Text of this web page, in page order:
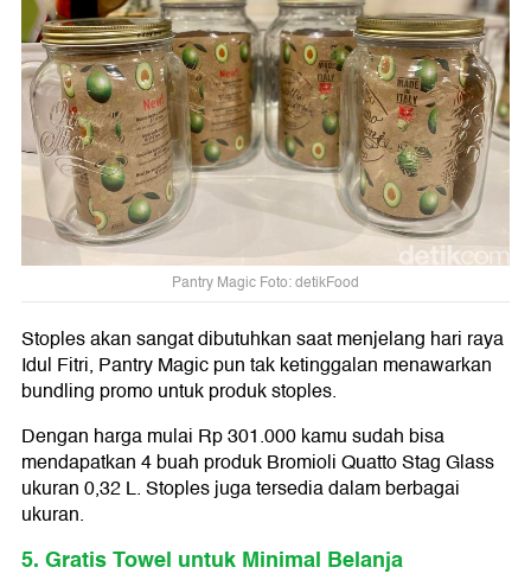
Pantry Magic Foto: detikFood
Stoples akan sangat dibutuhkan saat menjelang hari raya
Idul Fitri, Pantry Magic pun tak ketinggalan menawarkan
bundling promo untuk produk stoples.
Dengan harga mulai Rp 301.000 kamu sudah bisa
mendapatkan 4 buah produk Bromioli Quatto Stag Glass
ukuran 0,32 L. Stoples juga tersedia dalam berbagai
ukuran.
5. Gratis Towel untuk Minimal Belanja